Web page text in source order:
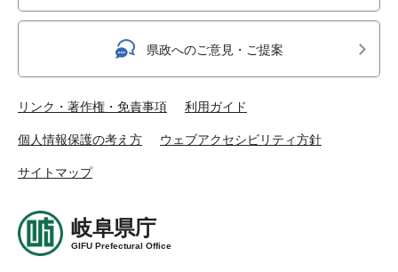
県政へのご意見・ご提案
リンク・著作権・免責事項 利用ガイド
個人情報保護の考え方 ウェブアクセシビリティ方針
サイトマップ
岐阜県庁
GIFU Prefectural Office